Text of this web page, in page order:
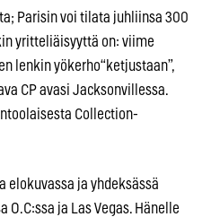
Parisin voi tilata juhliinsa 300
yritteliäisyyttä on: viime
lenkin yökerho“ketjustaan”,
CP avasi Jacksonvillessa.
Collection-
elokuvassa ja yhdeksässä
ja Las Vegas. Hänelle